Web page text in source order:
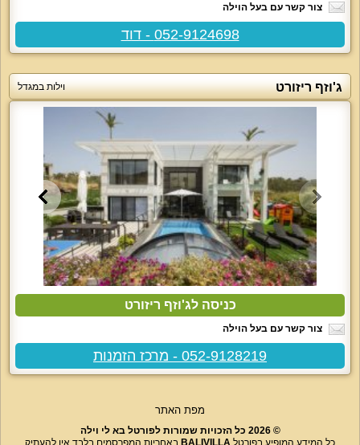
צור קשר עם בעל הוילה
052-9124698 - דוד
ג'וזף ריזורט וילות במגדל
כניסה לג'וזף ריזורט
צור קשר עם בעל הוילה
052-9128219 - מרכז הזמנות
מפת האתר
© 2026 כל הזכויות שמורות לפורטל בא לי וילה